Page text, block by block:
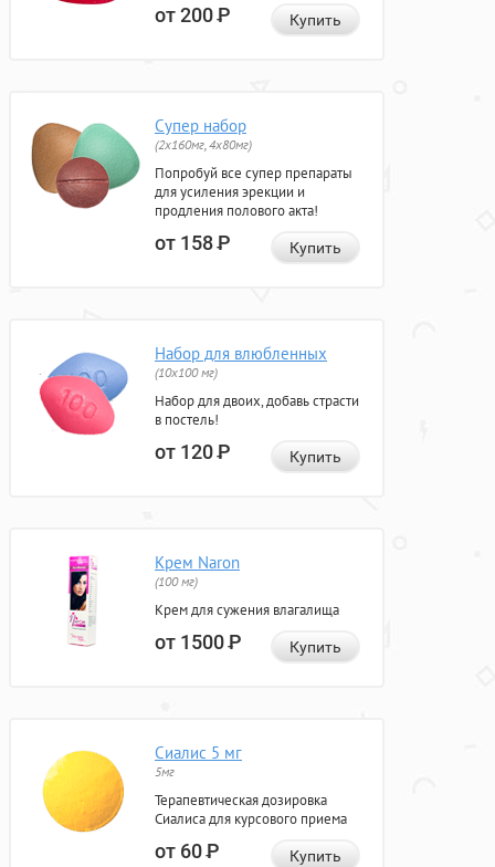
от 200Р Купить
Супер набор
(2х160мг, 4х80мг)
Попробуй все супер препараты
для усиления эрекции и
продления полового акта!
от 158Р Купить
Набор для влюбленных
(10х100 мг)
Набор для двоих, добавь страсти
в постель!
от 120Р Купить
Крем Naron
(100 мг)
Крем для сужения влагалища
от 1500Р Купить
Сиалис 5 мг
5мг
Терапевтическая дозировка
Сиалиса для курсового приема
от 60Р Купить